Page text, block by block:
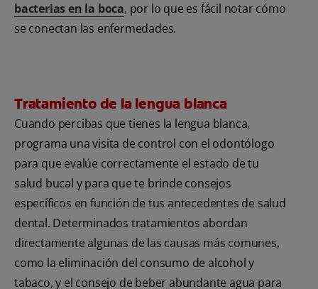
bacterias en la boca, por lo que es fácil notar cómo
se conectan las enfermedades.
Tratamiento de la lengua blanca
Cuando percibas que tienes la lengua blanca,
programa una visita de control con el odontólogo
para que evalúe correctamente el estado de tu
salud bucal y para que te brinde consejos
específicos en función de tus antecedentes de salud
dental. Determinados tratamientos abordan
directamente algunas de las causas más comunes,
como la eliminación del consumo de alcohol y
tabaco, y el consejo de beber abundante agua para